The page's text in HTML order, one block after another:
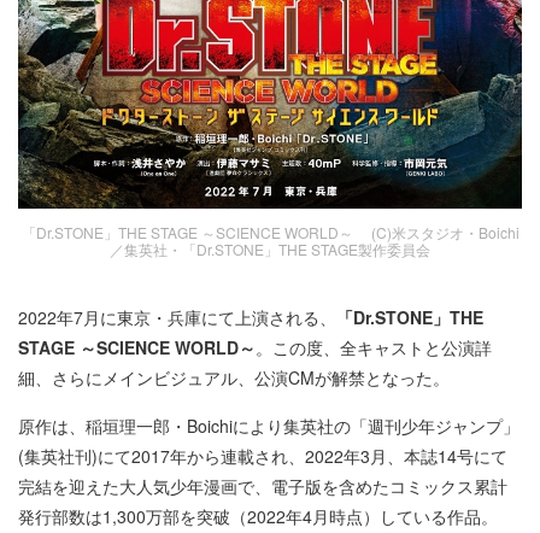
「Dr.STONE」THE STAGE ～SCIENCE WORLD～ (C)米スタジオ・Boichi
／集英社・「Dr.STONE」THE STAGE製作委員会
2022年7月に東京・兵庫にて上演される、
「Dr.STONE」THE
STAGE ～SCIENCE WORLD～。この度、全キャストと公演詳
細、さらにメインビジュアル、公演CMが解禁となった。
原作は、稲垣理一郎・Boichiにより集英社の「週刊少年ジャンプ」
(集英社刊)にて2017年から連載され、2022年3月、本誌14号にて
完結を迎えた大人気少年漫画で、電子版を含めたコミックス累計
発行部数は1,300万部を突破（2022年4月時点）している作品。